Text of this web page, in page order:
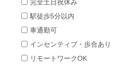
完全土日祝休み
駅徒歩5分以内
車通勤可
インセンティブ・歩合あり
リモートワークOK